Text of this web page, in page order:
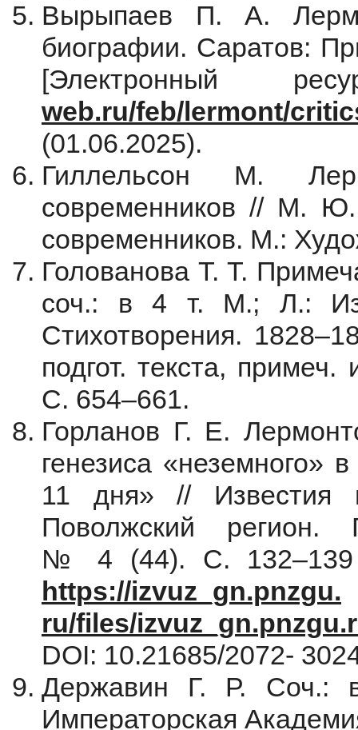
Вырыпаев П. А.
биографии. Саратов:
[Электронный
web.ru/feb/lermont/
(01.06.2025).
Гиллельсон М.
современников // М. Ю.
современников. М.:
Голованова Т. Т.
соч.: в 4 т. М.; Л.:
Стихотворения.
подгот. текста,
С. 654–661.
Горланов Г. Е.
генезиса «неземного»
11 дня» // Известия
Поволжский регион.
№ 4 (44). С. 132–139
https://izvuz_gn.pnzgu.
ru/files/
DOI: 10.21685/2072-
Державин Г. Р.
Императорская